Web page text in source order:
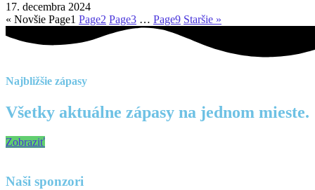
17. decembra 2024
« Novšie Page1 Page2 Page3 … Page9 Staršie »
Najbližšie zápasy
Všetky aktuálne zápasy na jednom mieste.
Zobraziť
Naši sponzori